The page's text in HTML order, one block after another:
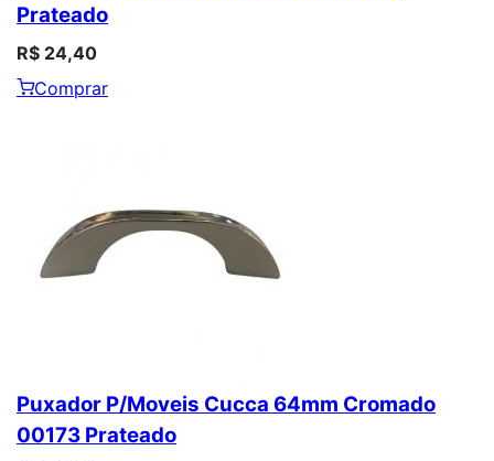
Prateado
R$ 24,40
Comprar
Puxador P/Moveis Cucca 64mm Cromado
00173 Prateado